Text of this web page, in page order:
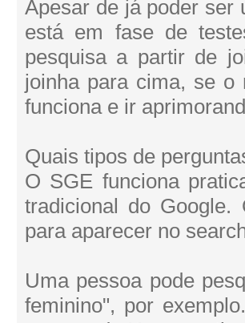
Apesar de já poder ser
está em fase de
pesquisa a partir de
joinha para cima, se o
funciona e ir
Quais tipos de
O SGE funciona
tradicional do
para aparecer no
Uma pessoa pode
feminino", por